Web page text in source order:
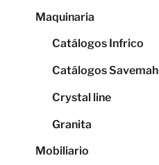
Maquinaria
Catálogos Infrico
Catálogos Savemah
Crystal line
Granita
Mobiliario